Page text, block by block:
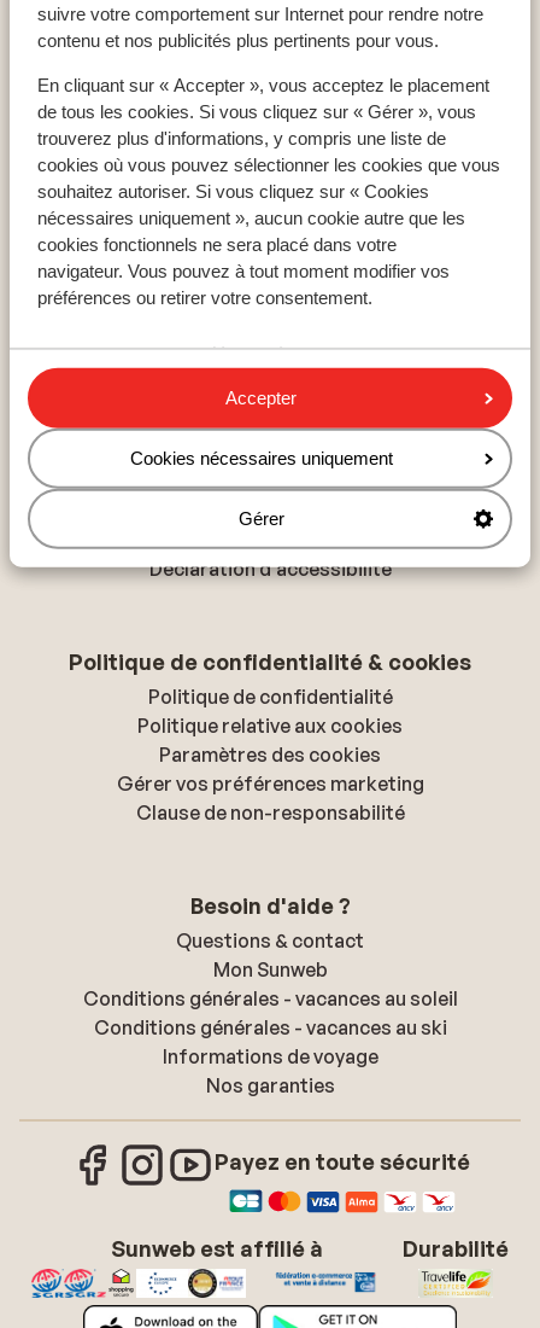
suivre votre comportement sur Internet pour rendre notre
contenu et nos publicités plus pertinents pour vous.
En cliquant sur « Accepter », vous acceptez le placement
de tous les cookies. Si vous cliquez sur « Gérer », vous
trouverez plus d'informations, y compris une liste de
cookies où vous pouvez sélectionner les cookies que vous
souhaitez autoriser. Si vous cliquez sur « Cookies
nécessaires uniquement », aucun cookie autre que les
cookies fonctionnels ne sera placé dans votre
navigateur. Vous pouvez à tout moment modifier vos
préférences ou retirer votre consentement.
Accepter
Cookies nécessaires uniquement
Gérer
Régions populaires
Mer Rouge
Lanzarote
Golfe d'Hammamet
Destinations populaires
Hurghada
Hersonissos
À propos de Sunweb
À propos de Sunweb
Tourisme responsable
Presse & médias
Déclaration d'accessibilité
Politique de confidentialité & cookies
Politique de confidentialité
Politique relative aux cookies
Paramètres des cookies
Gérer vos préférences marketing
Clause de non-responsabilité
Besoin d'aide ?
Questions & contact
Mon Sunweb
Conditions générales - vacances au soleil
Conditions générales - vacances au ski
Informations de voyage
Nos garanties
Payez en toute sécurité
Sunweb est affilié à Durabilité